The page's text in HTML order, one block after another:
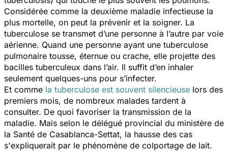
Considérée comme la deuxième maladie infectieuse la
plus mortelle, on peut la prévenir et la soigner. La
tuberculose se transmet d’une personne à l’autre par voie
aérienne. Quand une personne ayant une tuberculose
pulmonaire tousse, éternue ou crache, elle projette des
bacilles tuberculeux dans l’air. Il suffit d’en inhaler
seulement quelques-uns pour s’infecter.
Et comme la tuberculose est souvent silencieuse lors des
premiers mois, de nombreux malades tardent à
consulter. De quoi favoriser la transmission de la
maladie. Mais selon le délégué provincial du ministère de
la Santé de Casablanca-Settat, la hausse des cas
s'expliquerait par le phénomène de colportage de lait.